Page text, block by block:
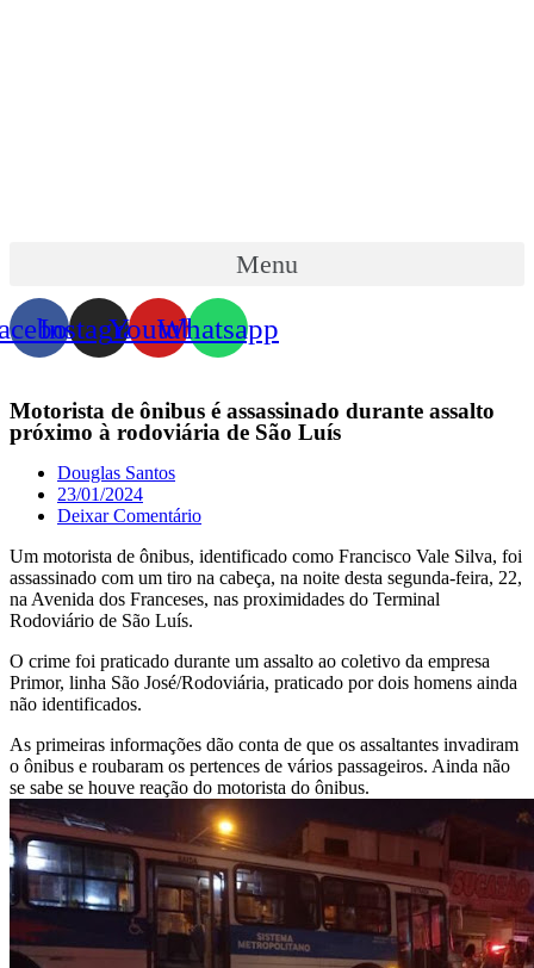
Menu
InstagramYoutubeWhatsapp
Motorista de ônibus é assassinado durante assalto
próximo à rodoviária de São Luís
Douglas Santos
23/01/2024
Deixar Comentário
Um motorista de ônibus, identificado como Francisco Vale Silva, foi
assassinado com um tiro na cabeça, na noite desta segunda-feira, 22,
na Avenida dos Franceses, nas proximidades do Terminal
Rodoviário de São Luís.
O crime foi praticado durante um assalto ao coletivo da empresa
Primor, linha São José/Rodoviária, praticado por dois homens ainda
não identificados.
As primeiras informações dão conta de que os assaltantes invadiram
o ônibus e roubaram os pertences de vários passageiros. Ainda não
se sabe se houve reação do motorista do ônibus.